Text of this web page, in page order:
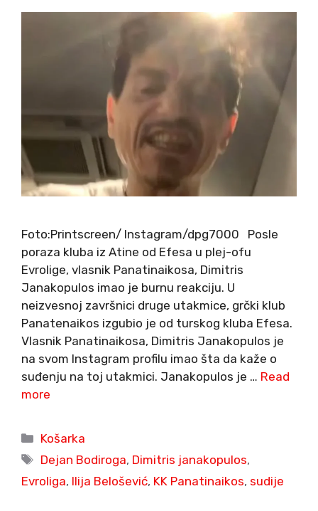
Foto:Printscreen/ Instagram/dpg7000 Posle
poraza kluba iz Atine od Efesa u plej-ofu
Evrolige, vlasnik Panatinaikosa, Dimitris
Janakopulos imao je burnu reakciju. U
neizvesnoj završnici druge utakmice, grčki klub
Panatenaikos izgubio je od turskog kluba Efesa.
Vlasnik Panatinaikosa, Dimitris Janakopulos je
na svom Instagram profilu imao šta da kaže o
suđenju na toj utakmici. Janakopulos je … Read
more
Categories
Košarka
Tags
Dejan Bodiroga, Dimitris janakopulos,
Evroliga, Ilija Belošević, KK Panatinaikos, sudije